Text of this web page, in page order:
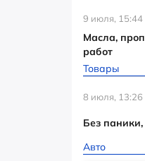
9 июля, 15:44
Масла,
работ
Товары
8 июля, 13:26
Без паники,
Авто